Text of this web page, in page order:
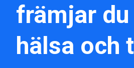
främjar
hälsa och